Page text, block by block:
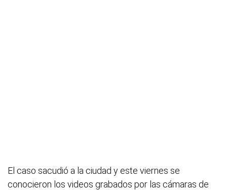
El caso sacudió a la ciudad y este viernes se
conocieron los videos grabados por las cámaras de